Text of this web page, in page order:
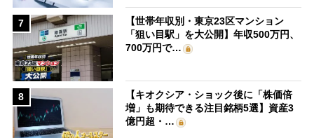
7
【世帯年収別・東京23区マンション
「狙い目駅」を大公開】年収500万円、
700万円で…
8
【キオクシア・ショック後に「株価倍
増」も期待できる注目銘柄5選】資産3
億円超・…